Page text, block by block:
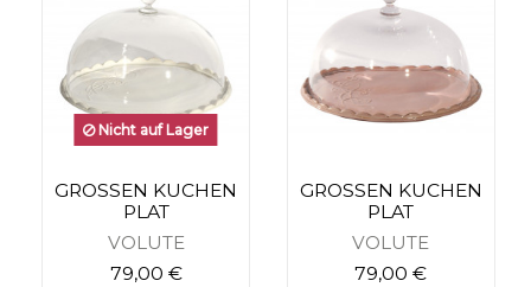
Nicht auf Lager
GROSSEN KUCHEN
PLAT
VOLUTE
79,00 €
GROSSEN KUCHEN
PLAT
VOLUTE
79,00 €